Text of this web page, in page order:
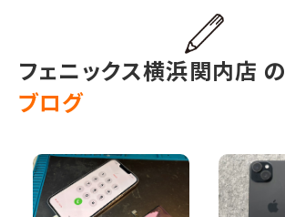
フェニックス横浜関内店 の
ブログ